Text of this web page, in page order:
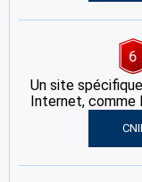
6
Un site
Internet, comme